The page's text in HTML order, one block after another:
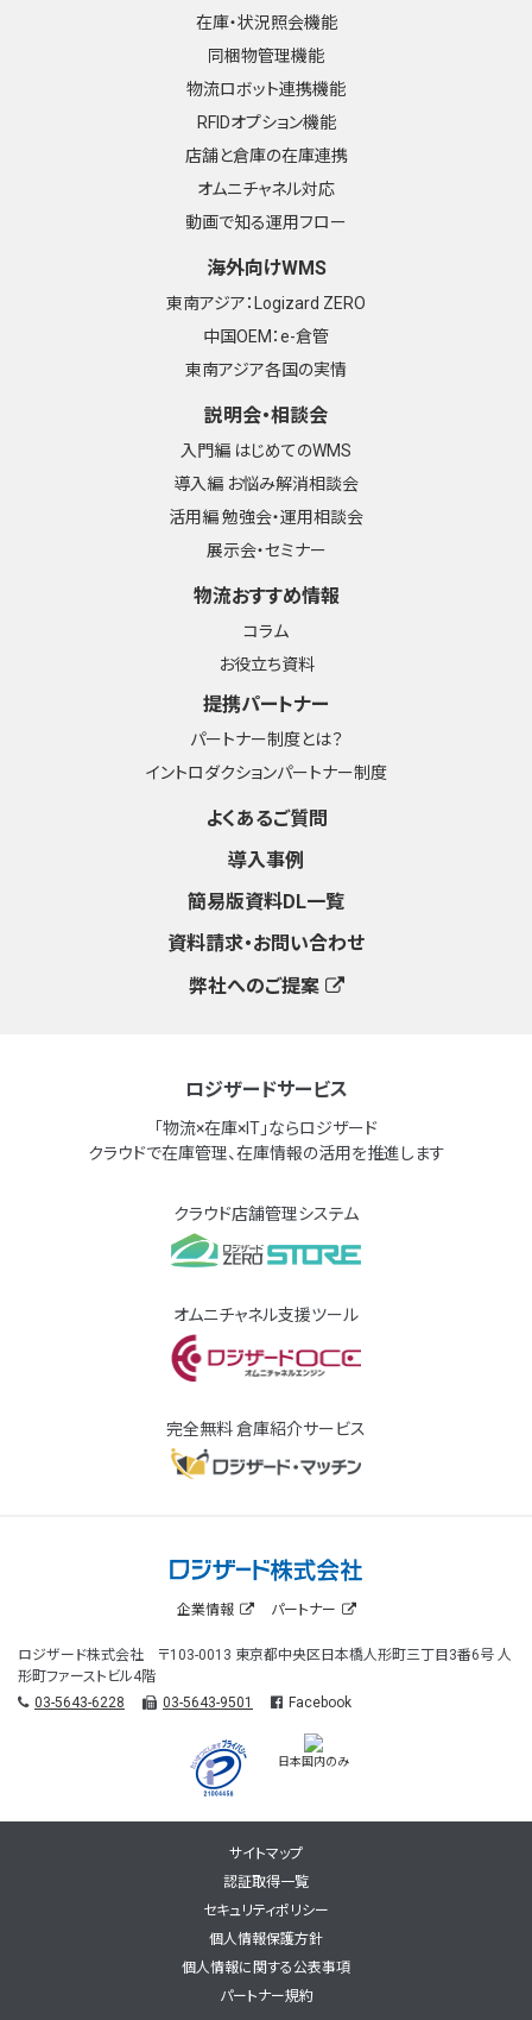
在庫・状況照会機能
同梱物管理機能
物流ロボット連携機能
RFIDオプション機能
店舗と倉庫の在庫連携
オムニチャネル対応
動画で知る運用フロー
海外向けWMS
東南アジア：Logizard ZERO
中国OEM：e-倉管
東南アジア各国の実情
説明会・相談会
入門編 はじめてのWMS
導入編 お悩み解消相談会
活用編 勉強会・運用相談会
展示会・セミナー
物流おすすめ情報
コラム
お役立ち資料
提携パートナー
パートナー制度とは？
イントロダクションパートナー制度
よくあるご質問
導入事例
簡易版資料DL一覧
資料請求・お問い合わせ
弊社へのご提案
ロジザードサービス
「物流×在庫×IT」ならロジザード
クラウドで在庫管理、在庫情報の活用を推進します
クラウド店舗管理システム
オムニチャネル支援ツール
完全無料 倉庫紹介サービス
企業情報 パートナー
ロジザード株式会社 〒103-0013 東京都中央区日本橋人形町三丁目3番6号 人
形町ファーストビル4階
03-5643-6228
03-5643-9501 Facebook
日本国内のみ
サイトマップ
認証取得一覧
セキュリティポリシー
個人情報保護方針
個人情報に関する公表事項
パートナー規約